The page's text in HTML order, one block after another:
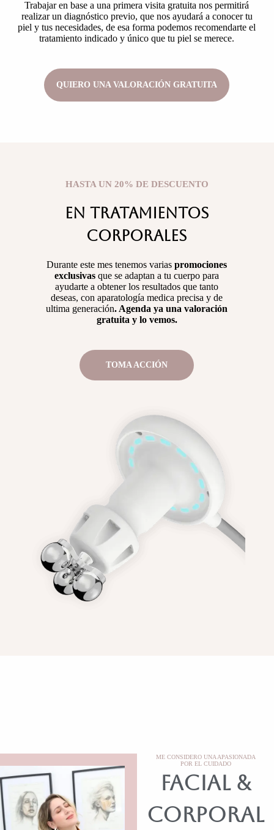
Trabajar en base a una primera visita gratuita nos permitirá
realizar un diagnóstico previo, que nos ayudará a conocer tu
piel y tus necesidades, de esa forma podemos recomendarte el
tratamiento indicado y único que tu piel se merece.
QUIERO UNA VALORACIÓN GRATUITA
HASTA UN 20% DE DESCUENTO
EN TRATAMIENTOS
CORPORALES
Durante este mes tenemos variaspromociones
exclusivas que se adaptan a tu cuerpo para
ayudarte a obtener los resultados que tanto
deseas, con aparatología medica precisa y de
ultima generación. Agenda ya una valoración
gratuita y lo vemos.
TOMA ACCIÓN
ME CONSIDERO UNA APASIONADA
POR EL CUIDADO
Facial &
Corporal